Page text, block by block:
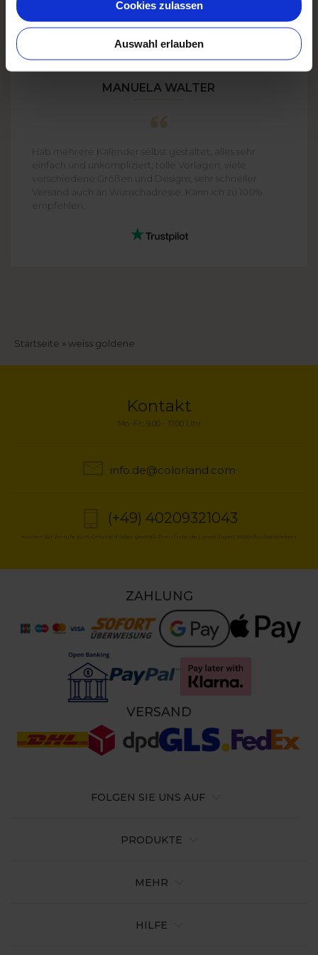
Cookies zulassen
Auswahl erlauben
MANUELA WALTER
Hab mehrere Kalender selbst gestaltet, alles sehr
einfach und unkompliziert, tolle Vorlagen, viele
verschiedene Größen und Designs, sehr schneller
Versand auch an Wunschadresse. Kann ich zu 100%
empfehlen.
Pfadnavigation
Startseite weiss goldene
Kontakt
Mo.-Fr.: 9.00 - 17.00 Uhr
info.de@colorland.com
(+49) 40209321043
Kosten für Anrufe zum Ortstarif oder gemäß Preisliste des jeweiligen Mobilfunkanbieters
PRODUKTE
MEHR
HILFE
FOLGEN SIE UNS AUF
ZAHLUNG
VERSAND